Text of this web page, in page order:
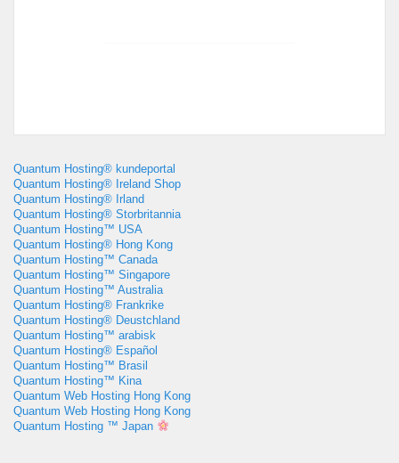
Quantum Hosting® kundeportal
Quantum Hosting® Ireland Shop
Quantum Hosting® Irland
Quantum Hosting® Storbritannia
Quantum Hosting™ USA
Quantum Hosting® Hong Kong
Quantum Hosting™ Canada
Quantum Hosting™ Singapore
Quantum Hosting™ Australia
Quantum Hosting® Frankrike
Quantum Hosting® Deustchland
Quantum Hosting™ arabisk
Quantum Hosting® Español
Quantum Hosting™ Brasil
Quantum Hosting™ Kina
Quantum Web Hosting Hong Kong
Quantum Web Hosting Hong Kong
Quantum Hosting ™ Japan